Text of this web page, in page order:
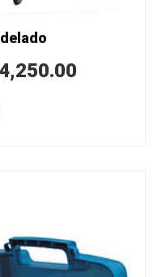
4,250.00